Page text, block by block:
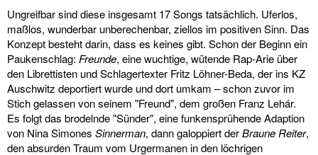
Ungreifbar sind diese insgesamt 17 Songs tatsächlich. Uferlos,
maßlos, wunderbar unberechenbar, ziellos im positiven Sinn. Das
Konzept besteht darin, dass es keines gibt. Schon der Beginn ein
Paukenschlag: Freunde, eine wuchtige, wütende Rap-Arie über
den Librettisten und Schlagertexter Fritz Löhner-Beda, der ins KZ
Auschwitz deportiert wurde und dort umkam – schon zuvor im
Stich gelassen von seinem "Freund", dem großen Franz Lehár.
Es folgt das brodelnde "Sünder", eine funkensprühende Adaption
von Nina Simones Sinnerman, dann galoppiert derBraune Reiter,
den absurden Traum vom Urgermanen in den löchrigen